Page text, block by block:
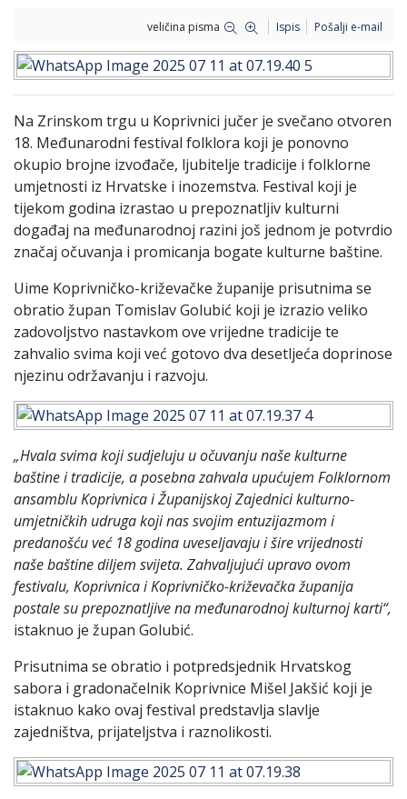
veličina pisma Ispis Pošalji e-mail
Na Zrinskom trgu u Koprivnici jučer je svečano otvoren
18. Međunarodni festival folklora koji je ponovno
okupio brojne izvođače, ljubitelje tradicije i folklorne
umjetnosti iz Hrvatske i inozemstva. Festival koji je
tijekom godina izrastao u prepoznatljiv kulturni
događaj na međunarodnoj razini još jednom je potvrdio
značaj očuvanja i promicanja bogate kulturne baštine.
Uime Koprivničko-križevačke županije prisutnima se
obratio župan Tomislav Golubić koji je izrazio veliko
zadovoljstvo nastavkom ove vrijedne tradicije te
zahvalio svima koji već gotovo dva desetljeća doprinose
njezinu održavanju i razvoju.
„Hvala svima koji sudjeluju u očuvanju naše kulturne
baštine i tradicije, a posebna zahvala upućujem Folklornom
ansamblu Koprivnica i Županijskoj Zajednici kulturno-
umjetničkih udruga koji nas svojim entuzijazmom i
predanošću već 18 godina uveseljavaju i šire vrijednosti
naše baštine diljem svijeta. Zahvaljujući upravo ovom
festivalu, Koprivnica i Koprivničko-križevačka županija
postale su prepoznatljive na međunarodnoj kulturnoj karti“,
istaknuo je župan Golubić.
Prisutnima se obratio i potpredsjednik Hrvatskog
sabora i gradonačelnik Koprivnice Mišel Jakšić koji je
istaknuo kako ovaj festival predstavlja slavlje
zajedništva, prijateljstva i raznolikosti.